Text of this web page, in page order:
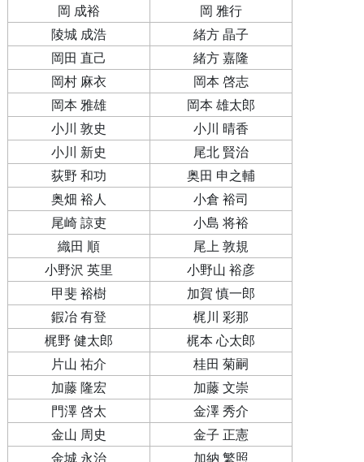
岡 成裕
岡 雅行
陵城 成浩
緒方 晶子
岡田 直己
緒方 嘉隆
岡村 麻衣
岡本 啓志
岡本 雅雄
岡本 雄太郎
小川 敦史
小川 晴香
小川 新史
尾北 賢治
荻野 和功
奥田 申之輔
奥畑 裕人
小倉 裕司
尾崎 諒吏
小島 将裕
織田 順
尾上 敦規
小野沢 英里
小野山 裕彦
甲斐 裕樹
加賀 慎一郎
鍜冶 有登
梶川 彩那
梶野 健太郎
梶本 心太郎
片山 祐介
桂田 菊嗣
加藤 隆宏
加藤 文崇
門澤 啓太
金澤 秀介
金山 周史
金子 正憲
金城 永治
加納 繁照